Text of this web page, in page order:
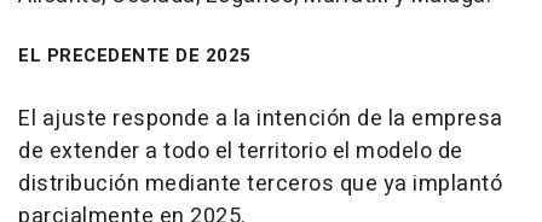
EL PRECEDENTE DE 2025
El ajuste responde a la intención de la empresa
de extender a todo el territorio el modelo de
distribución mediante terceros que ya implantó